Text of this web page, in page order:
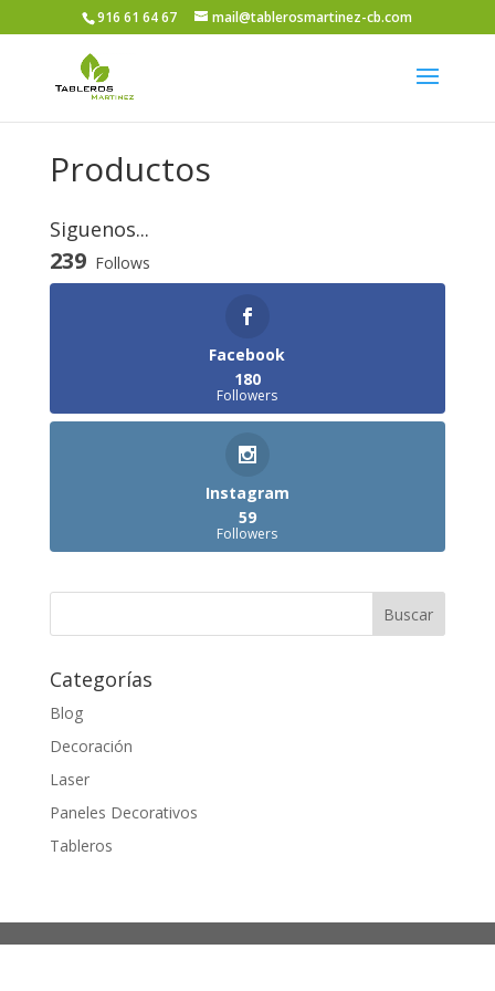
916 61 64 67 mail@tablerosmartinez-cb.com
Productos
Siguenos...
239 Follows
Facebook
180
Followers
Instagram
59
Followers
Categorías
Blog
Decoración
Laser
Paneles Decorativos
Tableros